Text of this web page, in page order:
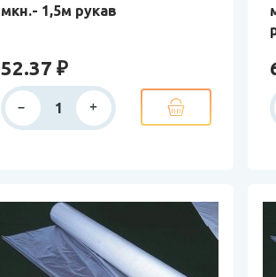
мкн.- 1,5м рукав
52.37 ₽